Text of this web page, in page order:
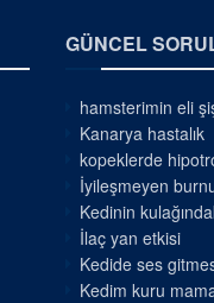
GÜNCEL
hamsterimin eli
Kanarya hastalık
kopeklerde
İyileşmeyen
Kedinin
İlaç yan etkisi
Kedide ses
Kedim kuru